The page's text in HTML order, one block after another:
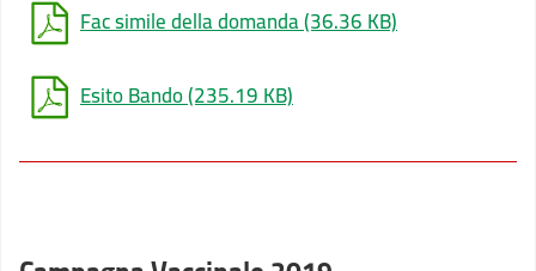
Fac simile della domanda(36.36 KB)
Esito Bando(235.19 KB)